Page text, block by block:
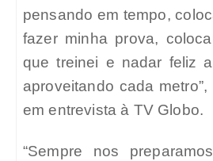
pensando em tempo,
fazer minha prova,
que treinei e nadar feliz
aproveitando cada
em entrevista à TV Globo.
“Sempre nos